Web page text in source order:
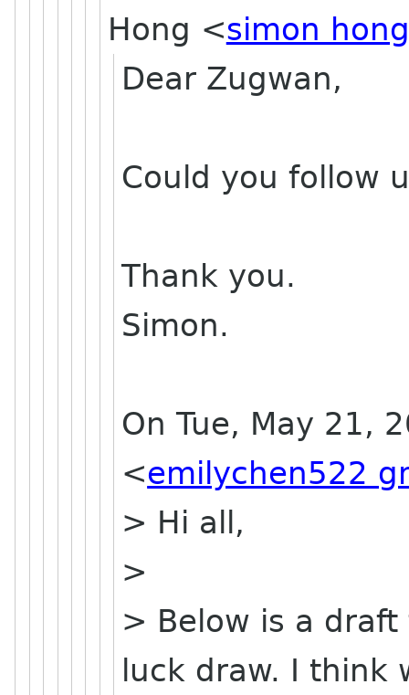
Hong <simon
Dear Zugwan,
Could you follow
Thank you.
Simon.
On Tue, May 21,
<emilychen522
> Hi all,
>
> Below is a
luck draw. I think